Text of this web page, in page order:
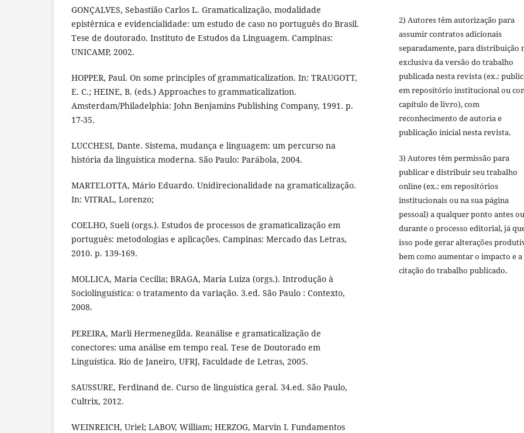
GONÇALVES, Sebastião Carlos L. Gramaticalização, modalidade
epistêrnica e evidencialidade: um estudo de caso no português do Brasil.
Tese de doutorado. Instituto de Estudos da Linguagem. Campinas:
UNICAMP, 2002.
HOPPER, Paul. On some principles of grammaticalization. In: TRAUGOTT,
E. C.; HEINE, B. (eds.) Approaches to grammaticalization.
Amsterdam/Philadelphia: John Benjamins Publishing Company, 1991. p.
17-35.
LUCCHESI, Dante. Sistema, mudança e linguagem: um percurso na
história da linguística moderna. São Paulo: Parábola, 2004.
MARTELOTTA, Mário Eduardo. Unidirecionalidade na gramaticalização.
In: VITRAL, Lorenzo;
COELHO, Sueli (orgs.). Estudos de processos de gramaticalização em
português: metodologias e aplicações. Campinas: Mercado das Letras,
2010. p. 139-169.
MOLLICA, Maria Cecilia; BRAGA, Maria Luiza (orgs.). Introdução à
Sociolinguística: o tratamento da variação. 3.ed. São Paulo : Contexto,
2008.
PEREIRA, Marli Hermenegilda. Reanálise e gramaticalização de
conectores: uma análise em tempo real. Tese de Doutorado em
Linguística. Rio de Janeiro, UFRJ, Faculdade de Letras, 2005.
SAUSSURE, Ferdinand de. Curso de linguística geral. 34.ed. São Paulo,
Cultrix, 2012.
WEINREICH, Uriel; LABOV, William; HERZOG, Marvin I. Fundamentos
2) Autores têm autorização para
assumir contratos adicionais
separadamente, para distribuição
exclusiva da versão do trabalho
publicada nesta revista (ex.:
em repositório institucional ou
capítulo de livro), com
reconhecimento de autoria e
publicação inicial nesta revista.
3) Autores têm permissão para
publicar e distribuir seu trabalho
online (ex.: em repositórios
institucionais ou na sua página
pessoal) a qualquer ponto antes ou
durante o processo editorial, já
isso pode gerar alterações
bem como aumentar o impacto e a
citação do trabalho publicado.